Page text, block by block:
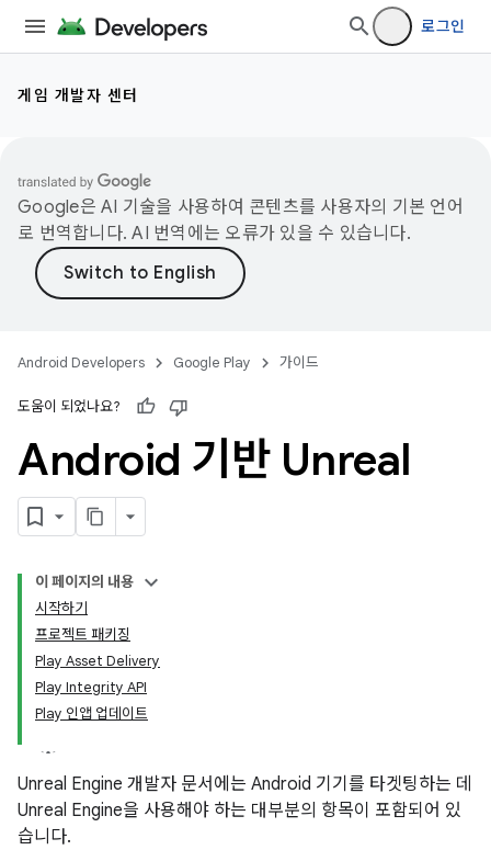
로그인
게임 개발자 센터
Google은 AI 기술을 사용하여 콘텐츠를 사용자의 기본 언어
로 번역합니다. AI 번역에는 오류가 있을 수 있습니다.
Android Developers Google Play 가이드
도움이 되었나요?
Android 기반 Unreal
이 페이지의 내용
시작하기
프로젝트 패키징
Play Asset Delivery
Play Integrity API
Play 인앱 업데이트
Unreal Engine 개발자 문서에는 Android 기기를 타겟팅하는 데
Unreal Engine을 사용해야 하는 대부분의 항목이 포함되어 있
습니다.